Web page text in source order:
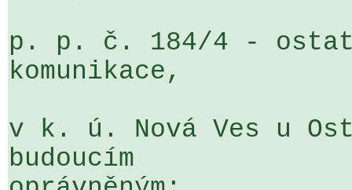
p. p. č. 184/4 -
komunikace,
v k. ú. Nová Ves u
budoucím